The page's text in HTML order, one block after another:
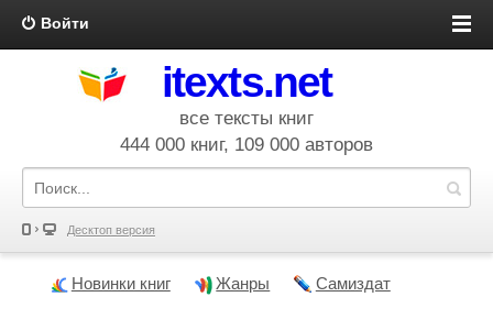
Войти
itexts.net
все тексты книг
444 000 книг, 109 000 авторов
Десктоп версия
Новинки книг Жанры Самиздат